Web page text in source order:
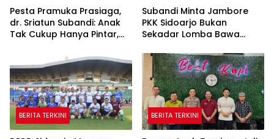
Pesta Pramuka Prasiaga,
dr. Sriatun Subandi: Anak
Tak Cukup Hanya Pintar,
Dibentuk Sejak Dini
Subandi Minta Jambore
PKK Sidoarjo Bukan
Sekadar Lomba Bawa
untuk Warga
BERITA TERKINI BERITA TERKINI